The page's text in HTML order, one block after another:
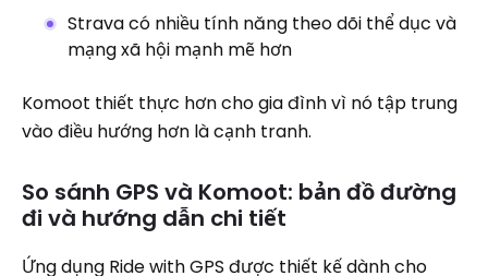
Strava có nhiều tính năng theo dõi thể dục và
mạng xã hội mạnh mẽ hơn
Komoot thiết thực hơn cho gia đình vì nó tập trung
vào điều hướng hơn là cạnh tranh.
So sánh GPS và Komoot: bản đồ đường
đi và hướng dẫn chi tiết
Ứng dụng Ride with GPS được thiết kế dành cho